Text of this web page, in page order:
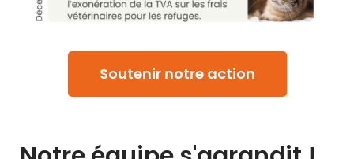
Soutenir notre action